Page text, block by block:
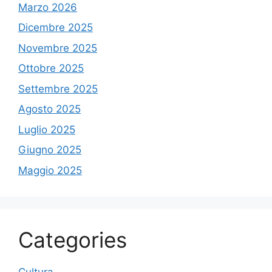
Marzo 2026
Dicembre 2025
Novembre 2025
Ottobre 2025
Settembre 2025
Agosto 2025
Luglio 2025
Giugno 2025
Maggio 2025
Categories